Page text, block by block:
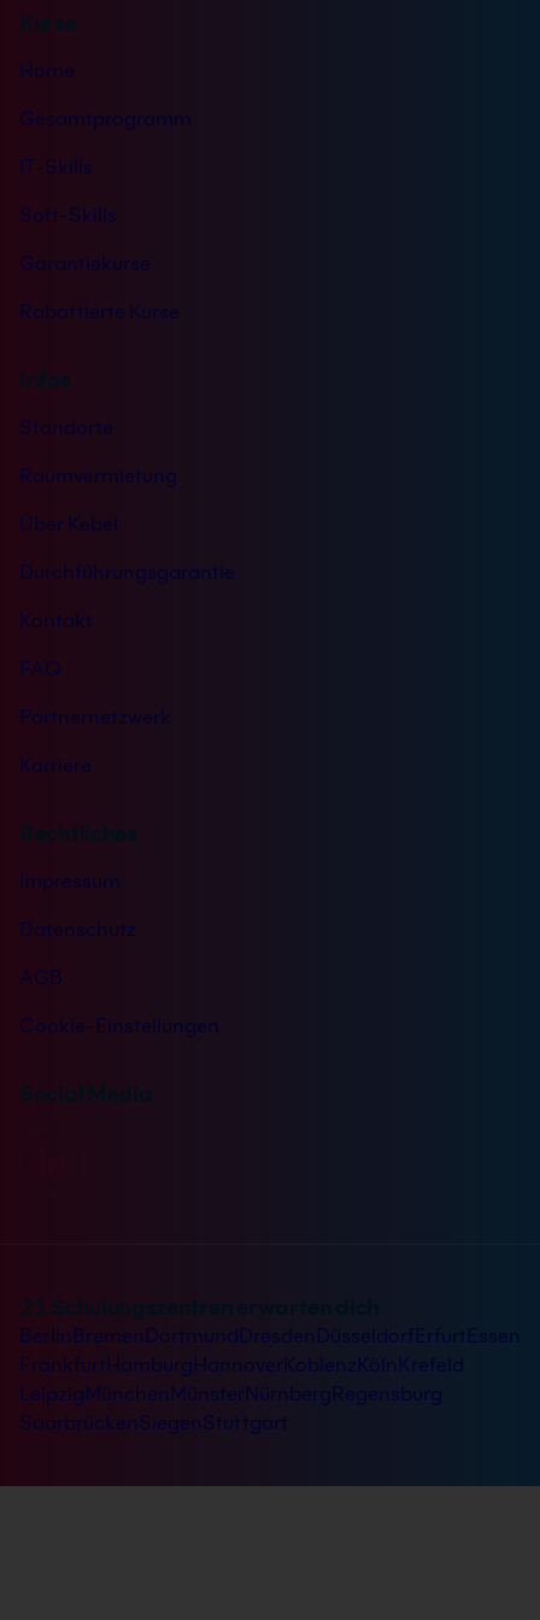
i
*
Kurse
Home
Gesamtprogramm
IT-Skills
Soft-Skills
Garantiekurse
Rabattierte Kurse
Infos
Standorte
Raumvermietung
Über Kebel
Durchführungsgarantie
Kontakt
FAQ
Partnernetzwerk
Karriere
Rechtliches
Impressum
Datenschutz
AGB
Cookie-Einstellungen
Social Media
21 Schulungszentren erwarten dich
Berlin Bremen Dortmund ErfurtEssen
FrankfurtHamburgHannover
Krefeld
LeipzigMünchen Münster
SaarbrückenSiegen Stuttgart